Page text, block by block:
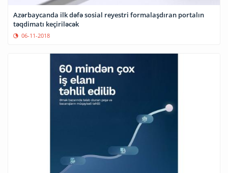
Azərbaycanda ilk dəfə sosial reyestri formalaşdıran portalın
təqdimatı keçiriləcək
06-11-2018